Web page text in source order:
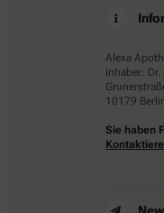
Alexa
Inhaber:
10179
Sie haben